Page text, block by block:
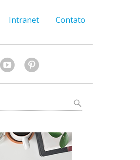
Intranet Contato